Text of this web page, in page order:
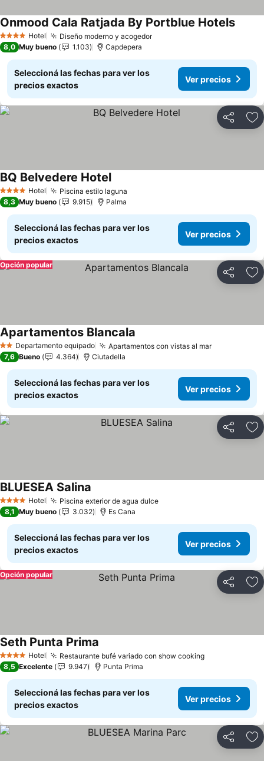
4 EstrellasHotel Diseño moderno y acogedorVer precios
Onmood Cala Ratjada By Portblue HotelsVer
8,0 Muy bueno 1.103 Capdepera
Seleccioná las fechas para ver los
precios exactos
Ver precios
Compartir
4 EstrellasHotel Piscina estilo laguna
BQ Belvedere HotelVer precios
8,3 Muy bueno 9.915 Palma
Seleccioná las fechas para ver los
precios exactos
Ver precios
Compartir
Opción popular
2 EstrellasDepartamento equipado Apartamentos con vistas al marVer precios
Apartamentos Blancala
7,6 Bueno 4.364 Ciutadella
Seleccioná las fechas para ver los
precios exactos
Ver precios
Compartir
4 EstrellasHotel Piscina exterior de agua dulceVer precios
BLUESEA Salina
8,1 Muy bueno 3.032 Es Cana
Seleccioná las fechas para ver los
precios exactos
Ver precios
Compartir
Opción popular
4 EstrellasHotel Restaurante bufé variado con show cookingVer precios
Seth Punta Prima
8,5 Excelente 9.947 Punta Prima
Seleccioná las fechas para ver los
precios exactos
Ver precios
Compartir